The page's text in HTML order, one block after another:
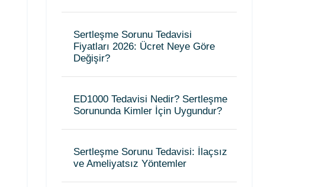
Sertleşme Sorunu Tedavisi
Fiyatları 2026: Ücret Neye Göre
Değişir?
ED1000 Tedavisi Nedir? Sertleşme
Sorununda Kimler İçin Uygundur?
Sertleşme Sorunu Tedavisi: İlaçsız
ve Ameliyatsız Yöntemler